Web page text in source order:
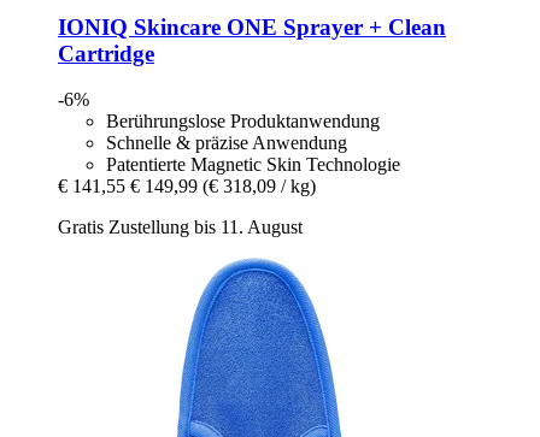
IONIQ Skincare ONE Sprayer + Clean
Cartridge
-6%
Berührungslose Produktanwendung
Schnelle & präzise Anwendung
Patentierte Magnetic Skin Technologie
€ 141,55 € 149,99 (€ 318,09 / kg)
Gratis Zustellung bis 11. August